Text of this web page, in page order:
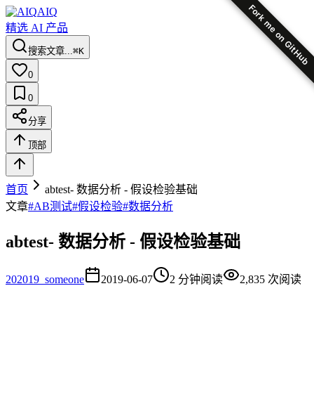
Fork me on GitHub
AIQ
精选 AI 产品
搜索文章...⌘K
0
0
分享
顶部
首页
abtest- 数据分析 - 假设检验基础
文章#AB测试#假设检验#数据分析
abtest- 数据分析 - 假设检验基础
202019_someone 2019-06-07 2 分钟阅读 2,835 次阅读